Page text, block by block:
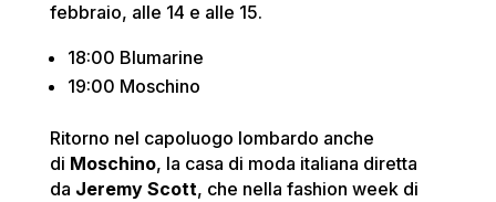
febbraio, alle 14 e alle 15.
18:00 Blumarine
19:00 Moschino
Ritorno nel capoluogo lombardo anche
di Moschino, la casa di moda italiana diretta
da Jeremy Scott, che nella fashion week di